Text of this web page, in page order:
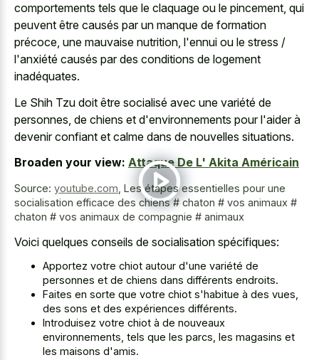
comportements tels que le claquage ou le pincement, qui
peuvent être causés par un manque de formation
précoce, une mauvaise nutrition, l'ennui ou le stress /
l'anxiété causés par des conditions de logement
inadéquates.
Le Shih Tzu doit être socialisé avec une variété de
personnes, de chiens et d'environnements pour l'aider à
devenir confiant et calme dans de nouvelles situations.
Broaden your view: Attaque De L' Akita Américain
Source: youtube.com Les étapes essentielles pour une
socialisation efficace des chiens # chaton # vos animaux #
chaton # vos animaux de compagnie # animaux
Voici quelques conseils de socialisation spécifiques:
Apportez votre chiot autour d'une variété de
personnes et de chiens dans différents endroits.
Faites en sorte que votre chiot s'habitue à des vues,
des sons et des expériences différents.
Introduisez votre chiot à de nouveaux
environnements, tels que les parcs, les magasins et
les maisons d'amis.